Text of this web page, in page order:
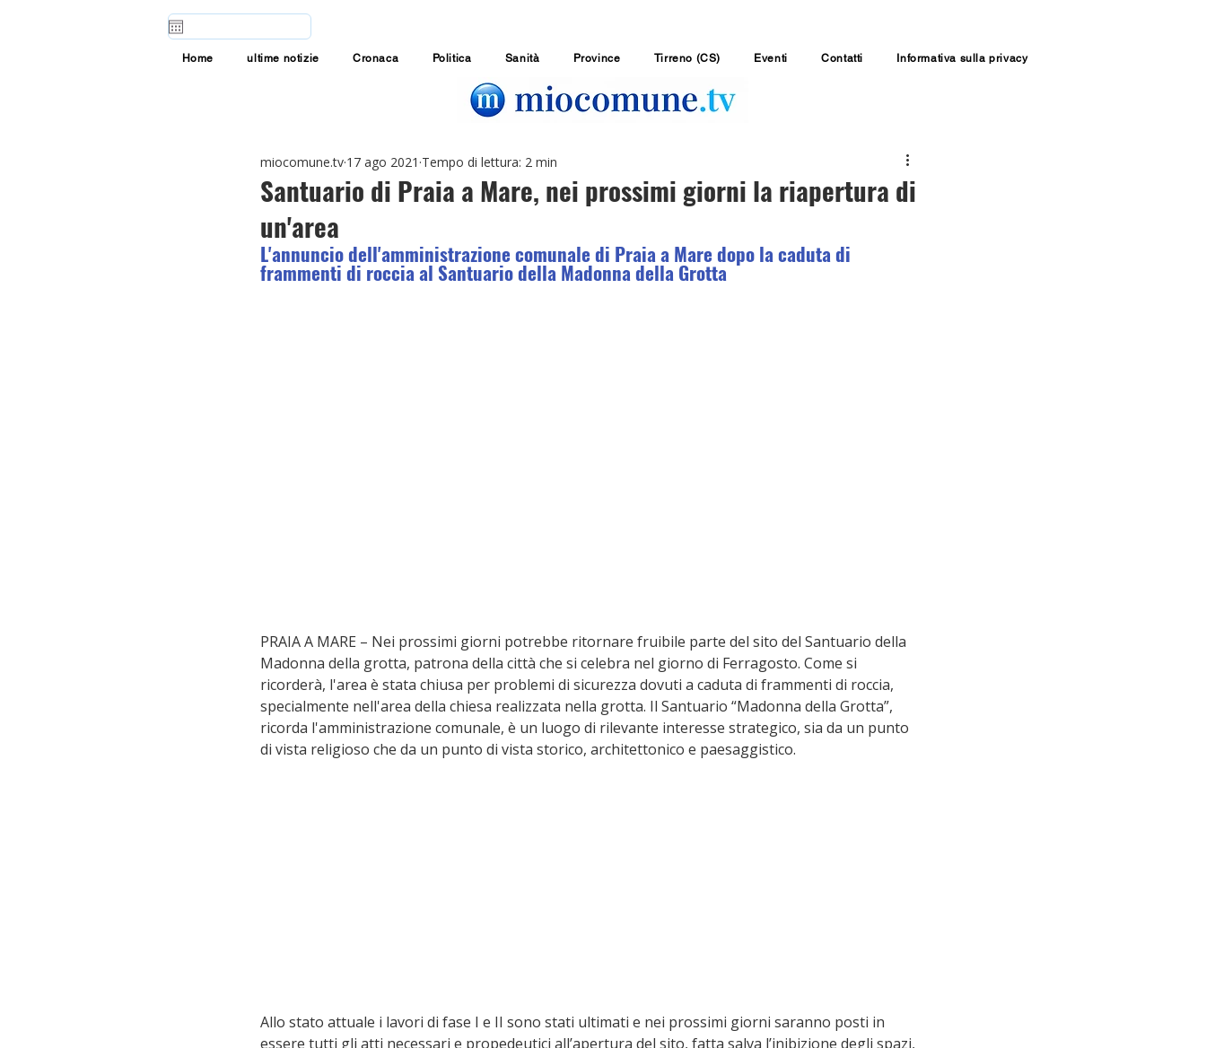
Home ultime notizie Cronaca Politica Sanità Province Tirreno (CS) Eventi Contatti Informativa sulla privacy
Santuario di Praia a Mare, nei prossimi giorni la riapertura di
un'area
miocomune.tv 17 ago 2021 Tempo di lettura: 2 min
L'annuncio dell'amministrazione comunale di Praia a Mare dopo la caduta di
frammenti di roccia al Santuario della Madonna della Grotta
PRAIA A MARE – Nei prossimi giorni potrebbe ritornare fruibile parte del sito del Santuario della
Madonna della grotta, patrona della città che si celebra nel giorno di Ferragosto. Come si
ricorderà, l'area è stata chiusa per problemi di sicurezza dovuti a caduta di frammenti di roccia,
specialmente nell'area della chiesa realizzata nella grotta. Il Santuario “Madonna della Grotta”,
ricorda l'amministrazione comunale, è un luogo di rilevante interesse strategico, sia da un punto
di vista religioso che da un punto di vista storico, architettonico e paesaggistico.
Allo stato attuale i lavori di fase I e II sono stati ultimati e nei prossimi giorni saranno posti in
essere tutti gli atti necessari e propedeutici all’apertura del sito, fatta salva l’inibizione degli spazi,